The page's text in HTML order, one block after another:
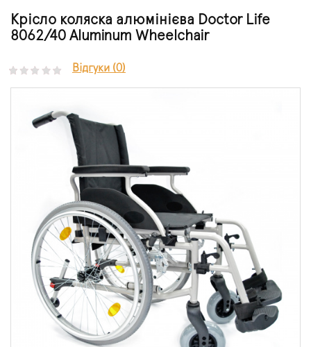
Крісло коляска алюмінієва Doctor Life
8062/40 Aluminum Wheelchair
Відгуки (0)